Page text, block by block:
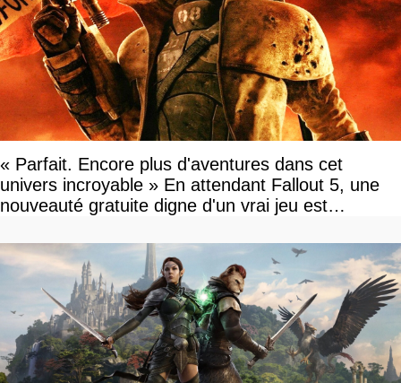
« Parfait. Encore plus d'aventures dans cet
univers incroyable » En attendant Fallout 5, une
nouveauté gratuite digne d'un vrai jeu est